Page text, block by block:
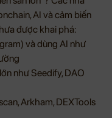
AI và cảm biến
được khai phá:
và dùng AI như
như Seedify, DAO
Arkham, DEXTools